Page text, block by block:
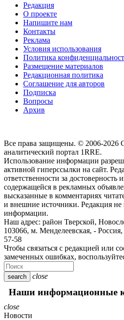
Редакция
О проекте
Напишите нам
Контакты
Реклама
Условия использования
Политика
Размещение материалов
Редакционная политика
Соглашение для авторов
Подписка
Вопросы
Архив
Все права защищены. © 2006-2026
аналитический портал 1RRE.
Использование информации
активной гиперссылки на сайт.
ответственности за достоверность
содержащейся в рекламных
высказанные в комментариях
и внешние источники. Редакция не
информации.
Наш адрес: район Тверской,
103066, м. Менделеевская, -
57-58
Чтобы связаться с редакцией или
замеченных ошибках,
search close
Наши информационные
close
Новости